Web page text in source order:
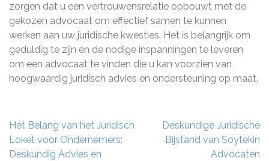
zorgen dat u een vertrouwensrelatie opbouwt met de
gekozen advocaat om effectief samen te kunnen
werken aan uw juridische kwesties. Het is belangrijk om
geduldig te zijn en de nodige inspanningen te leveren
om een advocaat te vinden die u kan voorzien van
hoogwaardig juridisch advies en ondersteuning op maat.
Berichtnavigatie
Het Belang van het Juridisch
Loket voor Ondernemers:
Deskundig Advies en
Deskundige Juridische
Bijstand van Soytekin
Advocaten